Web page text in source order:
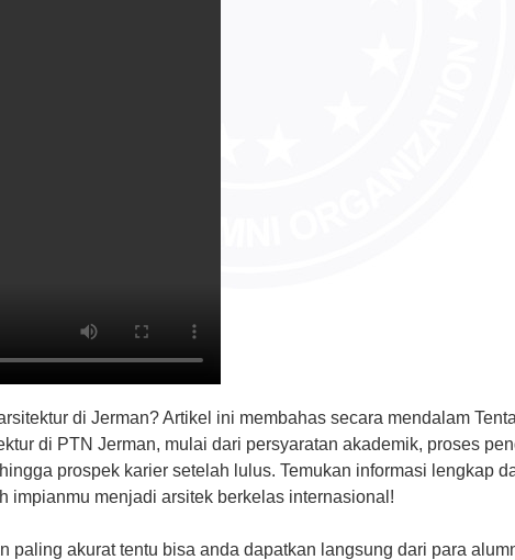
di Jerman? Artikel ini membahas secara mendalam
di PTN Jerman, mulai dari persyaratan akademik, proses
prospek karier setelah lulus. Temukan informasi lengkap
impianmu menjadi arsitek berkelas internasional!
paling akurat tentu bisa anda dapatkan langsung dari para